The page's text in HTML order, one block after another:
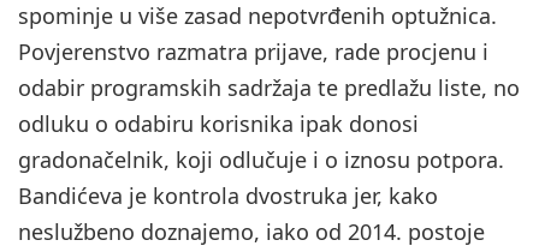
spominje u više zasad nepotvrđenih optužnica.
Povjerenstvo razmatra prijave, rade procjenu i
odabir programskih sadržaja te predlažu liste, no
odluku o odabiru korisnika ipak donosi
gradonačelnik, koji odlučuje i o iznosu potpora.
Bandićeva je kontrola dvostruka jer, kako
neslužbeno doznajemo, iako od 2014. postoje